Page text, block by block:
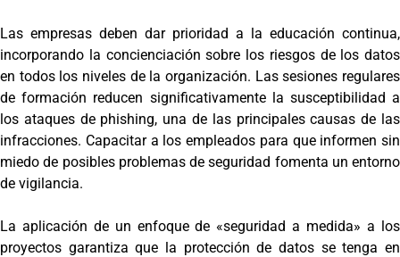
Las empresas deben dar prioridad a la educación continua,
incorporando la concienciación sobre los riesgos de los datos
en todos los niveles de la organización. Las sesiones regulares
de formación reducen significativamente la susceptibilidad a
los ataques de phishing, una de las principales causas de las
infracciones. Capacitar a los empleados para que informen sin
miedo de posibles problemas de seguridad fomenta un entorno
de vigilancia.
La aplicación de un enfoque de «seguridad a medida» a los
proyectos garantiza que la protección de datos se tenga en